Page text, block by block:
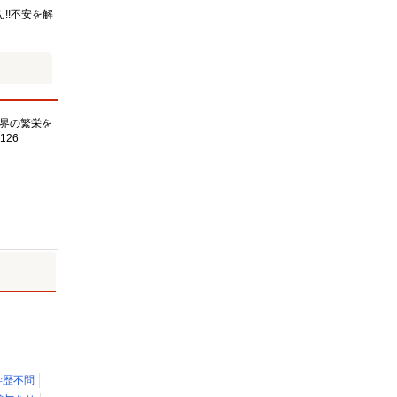
!!不安を解
の繁栄を
歴不問